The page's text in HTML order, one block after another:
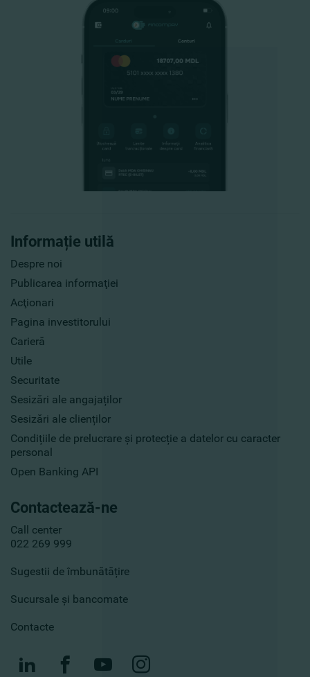
Informație utilă
Despre noi
Publicarea informaţiei
Acţionari
Pagina investitorului
Carieră
Utile
Securitate
Sesizări ale angajaților
Sesizări ale clienților
Condițiile de prelucrare și protecție a datelor cu caracter
personal
Open Banking API
Contactează-ne
Call center
022 269 999
Sugestii de îmbunătățire
Sucursale și bancomate
Contacte